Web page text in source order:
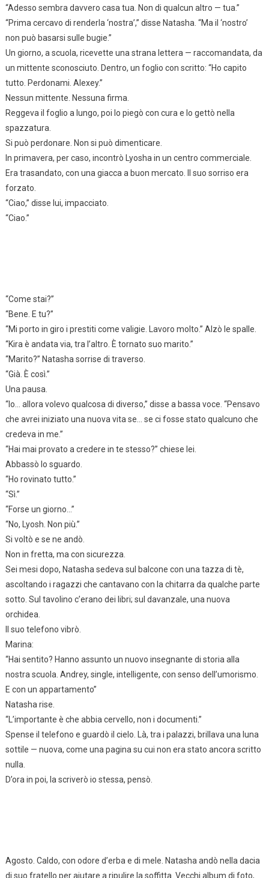
“Adesso sembra davvero casa tua. Non di qualcun altro — tua.”
“Prima cercavo di renderla ‘nostra’,” disse Natasha. “Ma il ‘nostro’
non può basarsi sulle bugie.”
Un giorno, a scuola, ricevette una strana lettera — raccomandata, da
un mittente sconosciuto. Dentro, un foglio con scritto: “Ho capito
tutto. Perdonami. Alexey.”
Nessun mittente. Nessuna firma.
Reggeva il foglio a lungo, poi lo piegò con cura e lo gettò nella
spazzatura.
Si può perdonare. Non si può dimenticare.
In primavera, per caso, incontrò Lyosha in un centro commerciale.
Era trasandato, con una giacca a buon mercato. Il suo sorriso era
forzato.
“Ciao,” disse lui, impacciato.
“Ciao.”
“Come stai?”
“Bene. E tu?”
“Mi porto in giro i prestiti come valigie. Lavoro molto.” Alzò le spalle.
“Kira è andata via, tra l’altro. È tornato suo marito.”
“Marito?” Natasha sorrise di traverso.
“Già. È così.”
Una pausa.
“Io… allora volevo qualcosa di diverso,” disse a bassa voce. “Pensavo
che avrei iniziato una nuova vita se… se ci fosse stato qualcuno che
credeva in me.”
“Hai mai provato a credere in te stesso?” chiese lei.
Abbassò lo sguardo.
“Ho rovinato tutto.”
“Sì.”
“Forse un giorno…”
“No, Lyosh. Non più.”
Si voltò e se ne andò.
Non in fretta, ma con sicurezza.
Sei mesi dopo, Natasha sedeva sul balcone con una tazza di tè,
ascoltando i ragazzi che cantavano con la chitarra da qualche parte
sotto. Sul tavolino c’erano dei libri; sul davanzale, una nuova
orchidea.
Il suo telefono vibrò.
Marina:
“Hai sentito? Hanno assunto un nuovo insegnante di storia alla
nostra scuola. Andrey, single, intelligente, con senso dell’umorismo.
E con un appartamento”
Natasha rise.
“L’importante è che abbia cervello, non i documenti.”
Spense il telefono e guardò il cielo. Là, tra i palazzi, brillava una luna
sottile — nuova, come una pagina su cui non era stato ancora scritto
nulla.
D’ora in poi, la scriverò io stessa, pensò.
Agosto. Caldo, con odore d’erba e di mele. Natasha andò nella dacia
di suo fratello per aiutare a ripulire la soffitta. Vecchi album di foto,